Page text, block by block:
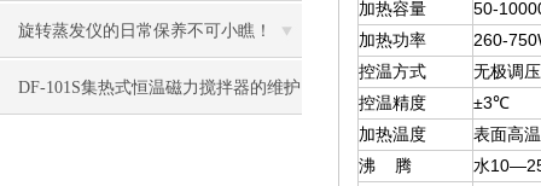
这几点即可
旋转蒸发仪的日常保养不可小瞧！
DF-101S集热式恒温磁力搅拌器的维护
加热容量
50-
加热功率
260-
控温方式
无极调
控温精度
±3℃
加热温度
表面高
沸 腾
水